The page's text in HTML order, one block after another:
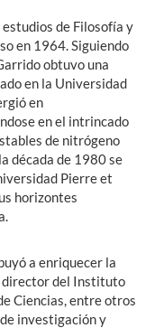
de Filosofía y
en 1964. Siguiendo
obtuvo una
en la Universidad
en
en el intrincado
de nitrógeno
década de 1980 se
Pierre et
horizontes
a enriquecer la
director del Instituto
Ciencias, entre otros
investigación y